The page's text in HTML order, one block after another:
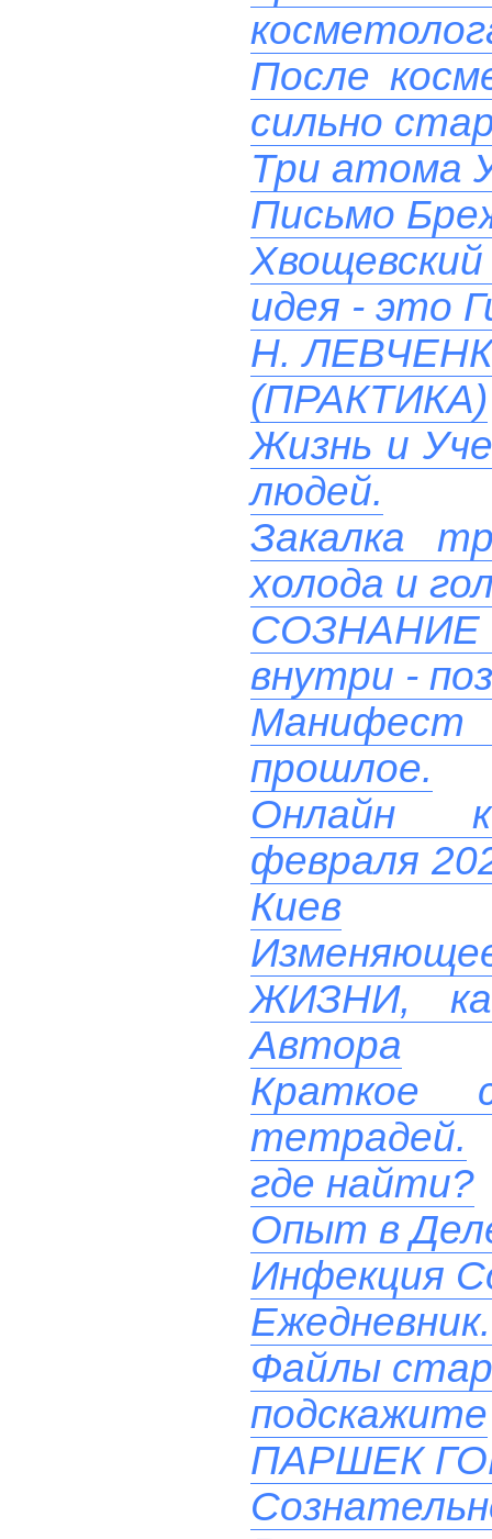
После
сильно
Три атома
Письмо
идея - это
Н.
(ПРАКТИКА)
Жизнь и
людей.
Закалка
холода и
внутри -
прошлое.
Онлайн
февраля
Киев
ЖИЗНИ,
Автора
Краткое
тетрадей.
где найти?
Опыт в
Инфекция
Файлы
подскажите
ПАРШЕК